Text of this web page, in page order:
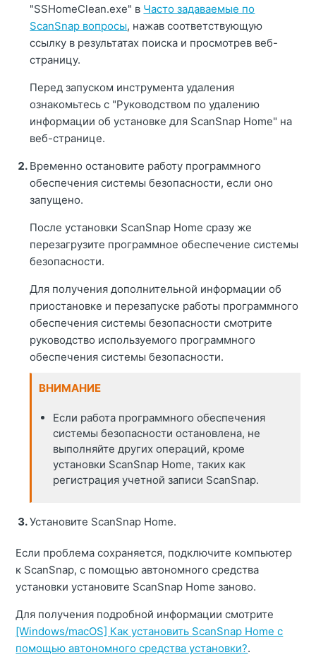
"SSHomeClean.exe" в Часто задаваемые по
ScanSnap вопросы, нажав соответствующую
ссылку в результатах поиска и просмотрев веб-
страницу.
Перед запуском инструмента удаления
ознакомьтесь с "Руководством по удалению
информации об установке для ScanSnap Home" на
веб-странице.
Временно остановите работу программного
обеспечения системы безопасности, если оно
запущено.
После установки ScanSnap Home сразу же
перезагрузите программное обеспечение системы
безопасности.
Для получения дополнительной информации об
приостановке и перезапуске работы программного
обеспечения системы безопасности смотрите
руководство используемого программного
обеспечения системы безопасности.
ВНИМАНИЕ
Если работа программного обеспечения
системы безопасности остановлена, не
выполняйте других операций, кроме
установки ScanSnap Home, таких как
регистрация учетной записи ScanSnap.
Установите ScanSnap Home.
Если проблема сохраняется, подключите компьютер
к ScanSnap, с помощью автономного средства
установки установите ScanSnap Home заново.
Для получения подробной информации смотрите
[Windows/macOS] Как установить ScanSnap Home с
помощью автономного средства установки?.